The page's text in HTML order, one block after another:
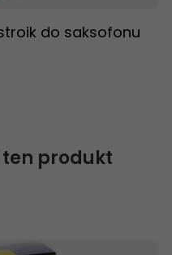
do saksofonu
produkt